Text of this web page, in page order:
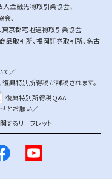
人金融先物取引業協会、
会、
京都宅地建物取引業協会
品取引所、福岡証券取引所、名古
て／
興特別所得税が課税されます。
復興特別所得税Q&A
とお願い／
るリーフレット